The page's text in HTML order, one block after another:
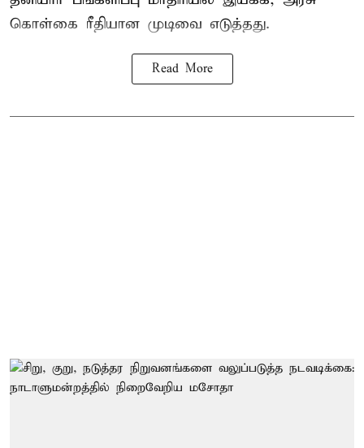
கொள்கை ரீதியான முடிவை எடுத்தது.
Read More